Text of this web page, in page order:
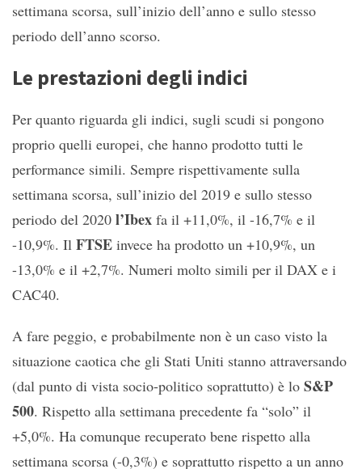
settimana scorsa, sull’inizio dell’anno e sullo stesso
periodo dell’anno scorso.
Le prestazioni degli indici
Per quanto riguarda gli indici, sugli scudi si pongono
proprio quelli europei, che hanno prodotto tutti le
performance simili. Sempre rispettivamente sulla
settimana scorsa, sull’inizio del 2019 e sullo stesso
periodo del 2020 l’Ibex fa il +11,0%, il -16,7% e il
-10,9%. Il FTSE invece ha prodotto un +10,9%, un
-13,0% e il +2,7%. Numeri molto simili per il DAX e i
CAC40.
A fare peggio, e probabilmente non è un caso visto la
situazione caotica che gli Stati Uniti stanno attraversando
(dal punto di vista socio-politico soprattutto) è lo S&P
500. Rispetto alla settimana precedente fa “solo” il
+5,0%. Ha comunque recuperato bene rispetto alla
settimana scorsa (-0,3%) e soprattutto rispetto a un anno